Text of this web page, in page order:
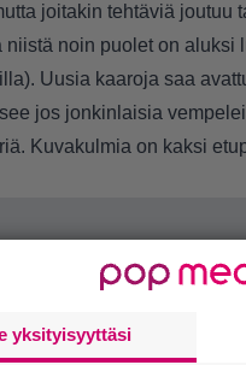
joitakin tehtäviä joutuu
niistä noin puolet on aluksi
Uusia kaaroja saa
jos jonkinlaisia
Kuvakulmia on kaksi
yksityisyyttäsi